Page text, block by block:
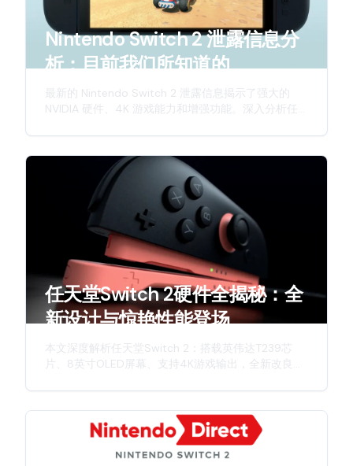
Nintendo Switch 2 泄露信息分
析：目前我们所知道的
最新的 Nintendo Switch 2 泄露信息揭示了强大的
NVIDIA 硬件、4K 游戏能力和增强功能。深入分析任
任天堂Switch 2硬件全揭秘：全
新设计与惊艳性能登场
本文深度解析任天堂Switch 2：搭载英伟达T239芯
片、8英寸OLED屏幕、支持4K游戏输出，全新改良版
级、创新特性与游戏体验。